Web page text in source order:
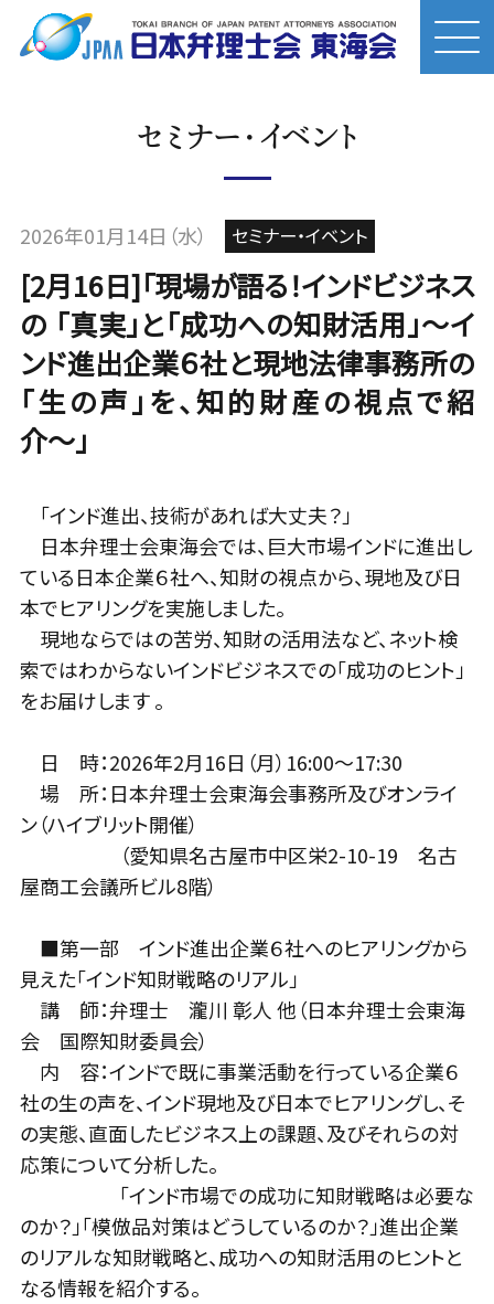
セミナー・イベント
[2月16日]「現場が語る！インドビジネス
の​ 「真実」と「成功への知財活用」〜イ
ンド進出企業６社と現地法律事務所の
「生の声」を、知的財産の視点で紹
介〜」
2026年01月14日（水） セミナー・イベント
「インド進出、技術があれば大丈夫？」
日本弁理士会東海会では、巨大市場インドに進出し
ている日本企業６社へ、知財の視点から、現地及び日
本でヒアリングを実施しました。
現地ならではの苦労、知財の活用法など、ネット検
索ではわからないインドビジネスでの「成功のヒント」
をお届けします 。
日 時：2026年2月16日（月）16:00～17:30
場 所：日本弁理士会東海会事務所及びオンライ
ン（ハイブリット開催）
（愛知県名古屋市中区栄2-10-19 名古
屋商工会議所ビル8階）
■第一部 インド進出企業６社へのヒアリングから
見えた「インド知財戦略のリアル」
講 師：弁理士 瀧川 彰人 他（日本弁理士会東海
会 国際知財委員会）
内 容：インドで既に事業活動を行っている企業６
社の生の声を、インド現地及び日本でヒアリングし、そ
の実態、直面したビジネス上の課題、及びそれらの対
応策について分析した。
「インド市場での成功に知財戦略は必要な
のか？」「模倣品対策はどうしているのか？」進出企業
のリアルな知財戦略と、成功への知財活用のヒントと
なる情報を紹介する。